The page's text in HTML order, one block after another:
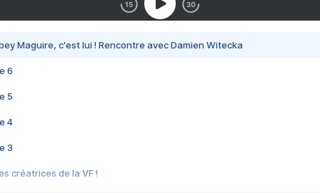
Maguire, c'est lui ! Rencontre avec Damien Witecka
6
5
4
3
créatrices de la VF !